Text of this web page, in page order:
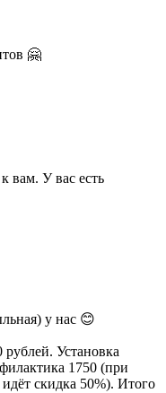
🤗
вам. У вас есть
у нас 😊
Установка
1750 (при
скидка 50%). Итого